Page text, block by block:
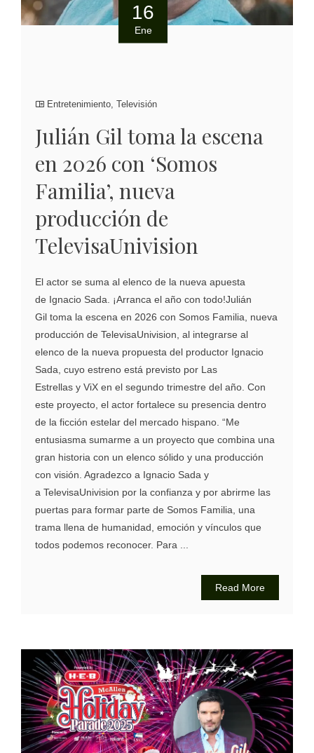
16
Ene
Entretenimiento Televisión
Julián Gil toma la escena
en 2026 con ‘Somos
Familia’, nueva
producción de
TelevisaUnivision
El actor se suma al elenco de la nueva apuesta
de Ignacio Sada. ¡Arranca el año con todo!Julián
Gil toma la escena en 2026 con Somos Familia, nueva
producción de TelevisaUnivision, al integrarse al
elenco de la nueva propuesta del productor Ignacio
Sada, cuyo estreno está previsto por Las
Estrellas y ViX en el segundo trimestre del año. Con
este proyecto, el actor fortalece su presencia dentro
de la ficción estelar del mercado hispano. “Me
entusiasma sumarme a un proyecto que combina una
gran historia con un elenco sólido y una producción
con visión. Agradezco a Ignacio Sada y
a TelevisaUnivision por la confianza y por abrirme las
puertas para formar parte de Somos Familia, una
trama llena de humanidad, emoción y vínculos que
todos podemos reconocer. Para ...
Read More